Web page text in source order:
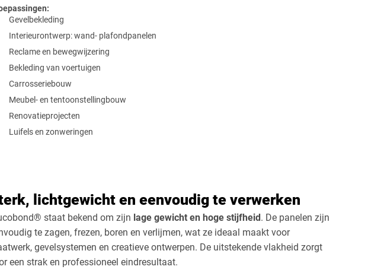
​Gevelbekleding
Interieurontwerp: wand- plafondpanelen
Reclame en bewegwijzering
Bekleding van voertuigen
Carrosseriebouw
Meubel- en tentoonstellingbouw
Renovatieprojecten
Luifels en zonweringen
lichtgewicht en eenvoudig te verwerken
staat bekend om zijn lage gewicht en hoge stijfheid. De panelen zijn
te zagen, frezen, boren en verlijmen, wat ze ideaal maakt voor
gevelsystemen en creatieve ontwerpen. De uitstekende vlakheid zorgt
een strak en professioneel eindresultaat.